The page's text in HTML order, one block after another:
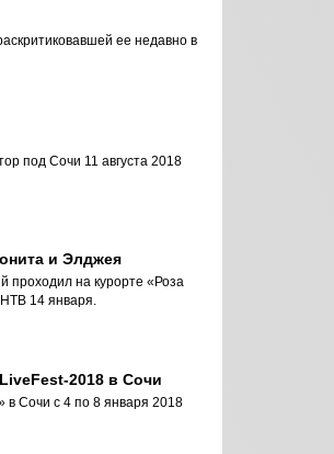
ее недавно в
под Сочи 11 августа 2018
и Элджея
проходил на курорте «Роза
14 января.
2018 в Сочи
в Сочи с 4 по 8 января 2018